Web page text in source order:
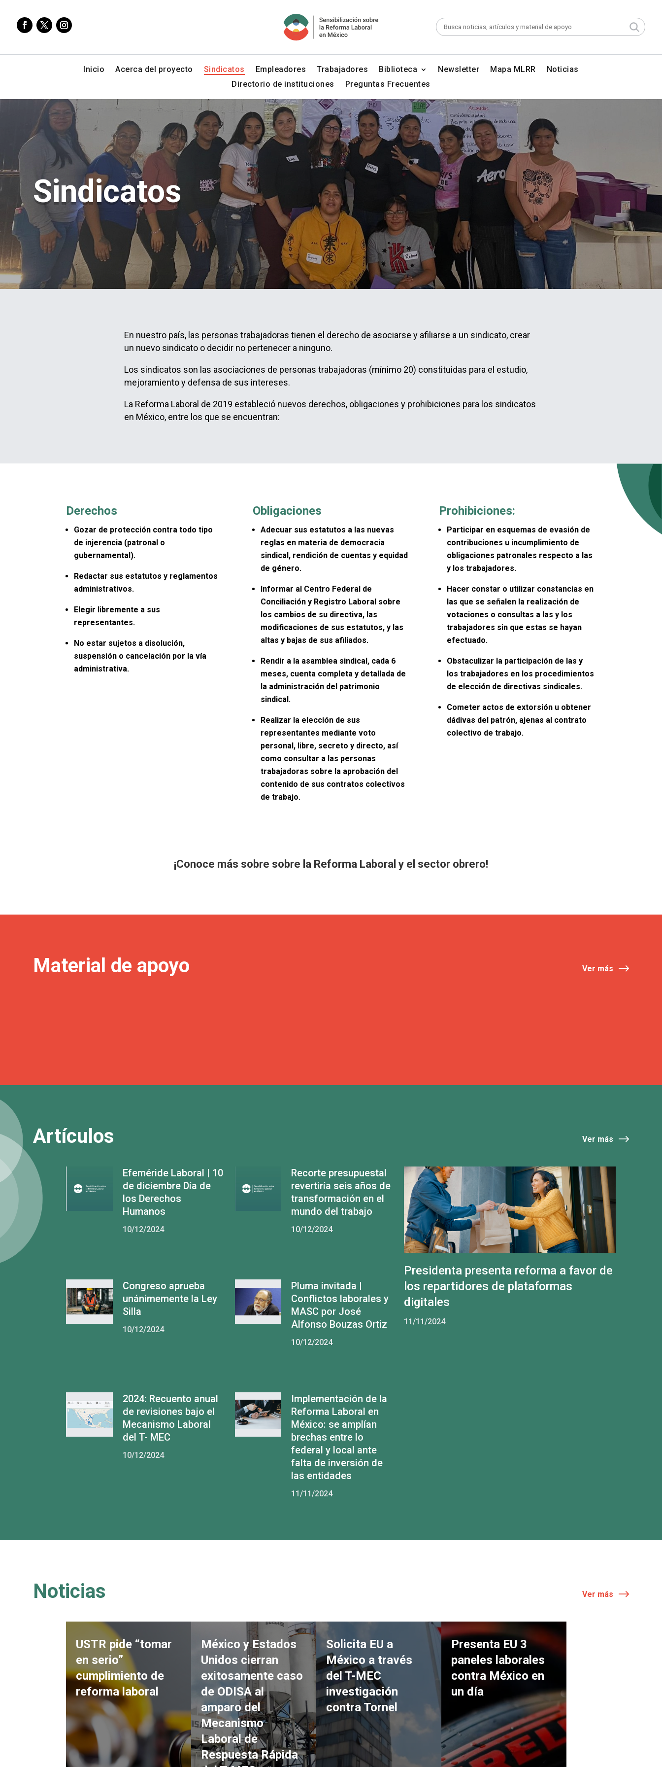
Inicio Acerca del proyecto Sindicatos Empleadores Trabajadores Biblioteca Newsletter Mapa MLRR
Noticias
Directorio de instituciones
Preguntas Frecuentes
Sindicatos
En nuestro país, las personas trabajadoras tienen el derecho de asociarse y afiliarse a un sindicato, crear
un nuevo sindicato o decidir no pertenecer a ninguno.
Los sindicatos son las asociaciones de personas trabajadoras (mínimo 20) constituidas para el estudio,
mejoramiento y defensa de sus intereses.
La Reforma Laboral de 2019 estableció nuevos derechos, obligaciones y prohibiciones para los sindicatos
en México, entre los que se encuentran:
Derechos
Gozar de protección contra todo tipo
de injerencia (patronal o
gubernamental).
Redactar sus estatutos y reglamentos
administrativos.
Elegir libremente a sus
representantes.
No estar sujetos a disolución,
suspensión o cancelación por la vía
administrativa.
Obligaciones
Adecuar sus estatutos a las nuevas
reglas en materia de democracia
sindical, rendición de cuentas y equidad
de género.
Informar al Centro Federal de
Conciliación y Registro Laboral sobre
los cambios de su directiva, las
modificaciones de sus estatutos, y las
altas y bajas de sus afiliados.
Rendir a la asamblea sindical, cada 6
meses, cuenta completa y detallada de
la administración del patrimonio
sindical.
Realizar la elección de sus
representantes mediante voto
personal, libre, secreto y directo, así
como consultar a las personas
trabajadoras sobre la aprobación del
contenido de sus contratos colectivos
de trabajo.
Prohibiciones:
Participar en esquemas de evasión de
contribuciones u incumplimiento de
obligaciones patronales respecto a las
y los trabajadores.
Hacer constar o utilizar constancias en
las que se señalen la realización de
votaciones o consultas a las y los
trabajadores sin que estas se hayan
efectuado.
Obstaculizar la participación de las y
los trabajadores en los procedimientos
de elección de directivas sindicales.
Cometer actos de extorsión u obtener
dádivas del patrón, ajenas al contrato
colectivo de trabajo.
¡Conoce más sobre sobre la Reforma Laboral y el sector obrero!
Material de apoyo Ver más
Artículos Ver más
Efeméride Laboral | 10
de diciembre Día de
los Derechos
Humanos
10/12/2024
Recorte presupuestal
revertiría seis años de
transformación en el
mundo del trabajo
10/12/2024
Congreso aprueba
unánimemente la Ley
Silla
10/12/2024
Pluma invitada |
Conflictos laborales y
MASC por José
Alfonso Bouzas Ortiz
10/12/2024
2024: Recuento anual
de revisiones bajo el
Mecanismo Laboral
del T- MEC
10/12/2024
Implementación de la
Reforma Laboral en
México: se amplían
brechas entre lo
federal y local ante
falta de inversión de
las entidades
11/11/2024
Presidenta presenta reforma a favor de
los repartidores de plataformas
digitales
11/11/2024
Noticias Ver más
USTR pide “tomar
en serio”
cumplimiento de
reforma laboral
México y Estados
Unidos cierran
exitosamente caso
de ODISA al
amparo del
Mecanismo
Laboral de
Respuesta Rápida
Solicita EU a
México a través
del T-MEC
investigación
contra Tornel
Presenta EU 3
paneles laborales
contra México en
un día